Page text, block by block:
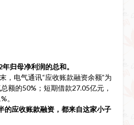
归母净利润的总和。
，电气通讯“应收账款融资余额”为
额的50%；短期借款27.05亿元，
。
的应收账款融资，都来自这家小子